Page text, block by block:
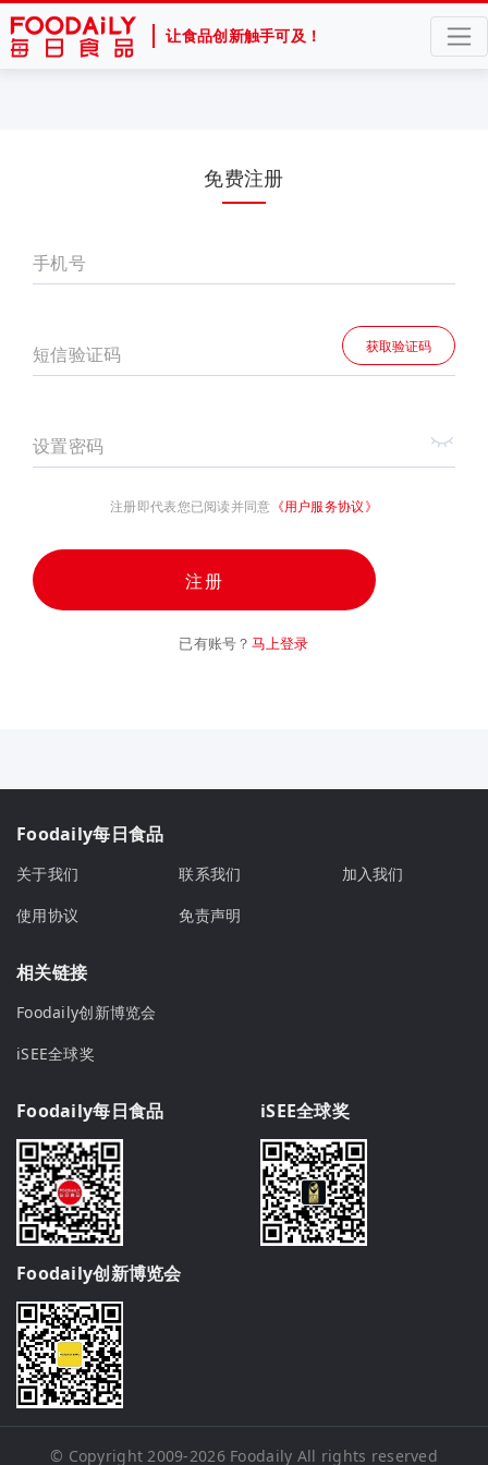
让食品创新触手可及！
免费注册
手机号
短信验证码 获取验证码
设置密码
注册即代表您已阅读并同意 《用户服务协议》
注册
已有账号？ 马上登录
Foodaily每日食品
关于我们 联系我们
加入我们
使用协议
免责声明
相关链接
Foodaily创新博览会
iSEE全球奖
Foodaily每日食品 iSEE全球奖
Foodaily创新博览会
© Copyright 2009-2026 Foodaily All rights reserved